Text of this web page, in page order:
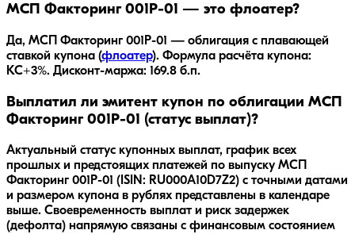
МСП Факторинг 001Р-01 — это флоатер?
Да, МСП Факторинг 001Р-01 — облигация с плавающей
ставкой купона (флоатер). Формула расчёта купона:
КС+3%. Дисконт-маржа: 169.8 б.п.
Выплатил ли эмитент купон по облигации МСП
Факторинг 001Р-01 (статус выплат)?
Актуальный статус купонных выплат, график всех
прошлых и предстоящих платежей по выпуску МСП
Факторинг 001Р-01 (ISIN: RU000A10D7Z2) с точными датами
и размером купона в рублях представлены в календаре
выше. Своевременность выплат и риск задержек
(дефолта) напрямую связаны с финансовым состоянием